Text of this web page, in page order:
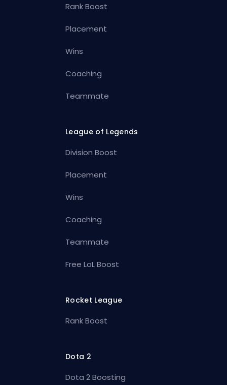
Rank Boost
Placement
Wins
Coaching
Teammate
League of Legends
Division Boost
Placement
Wins
Coaching
Teammate
Free LoL Boost
Rocket League
Rank Boost
Dota 2
Dota 2 Boosting